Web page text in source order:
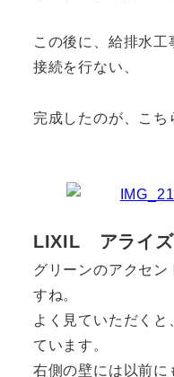
この後に、給排水
接続を行ない、
完成したのが、こち
LIXIL アライズ
グリーンのアクセ
すね。
よく見ていただく
ています。
右側の壁には以前に